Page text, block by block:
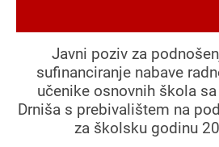
Javni poziv za
sufinanciranje nabave
učenike osnovnih škola
Drniša s prebivalištem na
za školsku godinu